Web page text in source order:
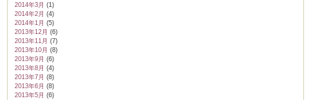
2014年3月 (1)
2014年2月 (4)
2014年1月 (5)
2013年12月 (6)
2013年11月 (7)
2013年10月 (8)
2013年9月 (6)
2013年8月 (4)
2013年7月 (8)
2013年6月 (8)
2013年5月 (6)